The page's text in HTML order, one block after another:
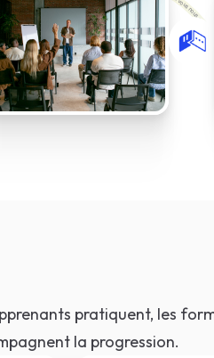
avec votre dernière commande. Pouvez-vous me dire exactement ce qui s’est
pratiquent, les
la progression.